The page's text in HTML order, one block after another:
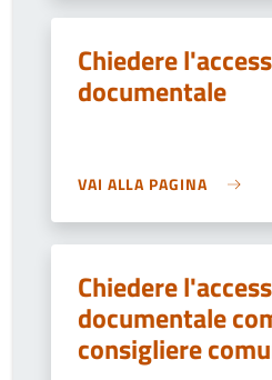
Chiedere
documentale
VAI ALLA PAGINA
Chiedere
documentale
consigliere